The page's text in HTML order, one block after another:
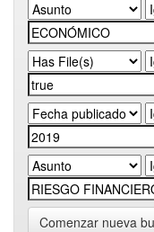
Comenzar nueva